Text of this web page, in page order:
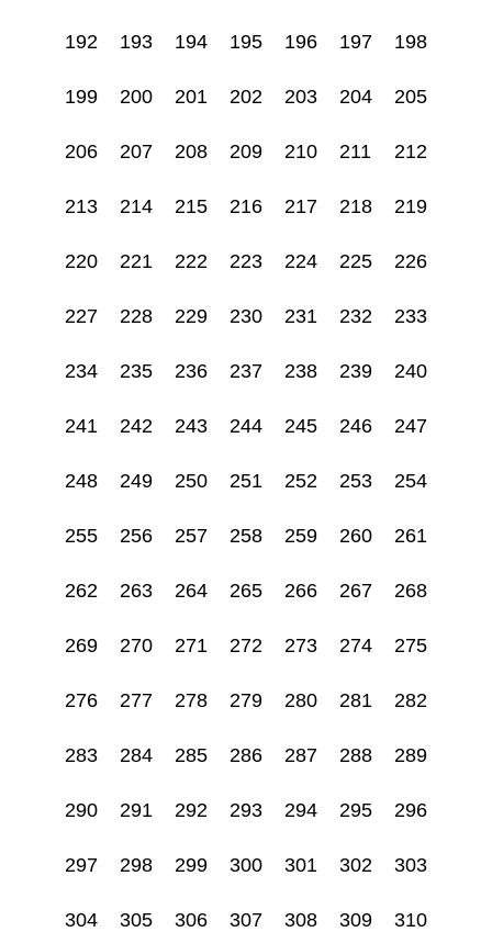
192 193 194 195 196 197 198
199 200 201 202 203 204 205
206 207 208 209 210 211 212
213 214 215 216 217 218 219
220 221 222 223 224 225 226
227 228 229 230 231 232 233
234 235 236 237 238 239 240
241 242 243 244 245 246 247
248 249 250 251 252 253 254
255 256 257 258 259 260 261
262 263 264 265 266 267 268
269 270 271 272 273 274 275
276 277 278 279 280 281 282
283 284 285 286 287 288 289
290 291 292 293 294 295 296
297 298 299 300 301 302 303
304 305 306 307 308 309 310